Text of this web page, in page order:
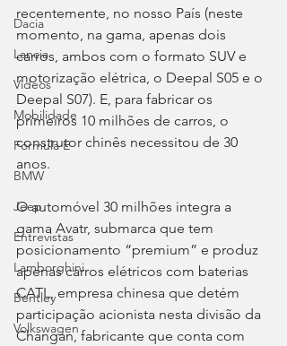
Dacia
Lancia
Videos
Mobilidade
Fórmula E
BMW
Jeep
Entrevistas
Lamborghini
Bentley
Volkswagen
recentemente, no nosso País (neste
momento, na gama, apenas dois
carros, ambos com o formato SUV e
motorização elétrica, o Deepal S05 e o
Deepal S07). E, para fabricar os
primeiros 10 milhões de carros, o
construtor chinês necessitou de 30
anos.
O automóvel 30 milhões integra a
gama Avatr, submarca que tem
posicionamento “premium” e produz
apenas carros elétricos com baterias
CATL, empresa chinesa que detém
participação acionista nesta divisão da
Changan, fabricante que conta com